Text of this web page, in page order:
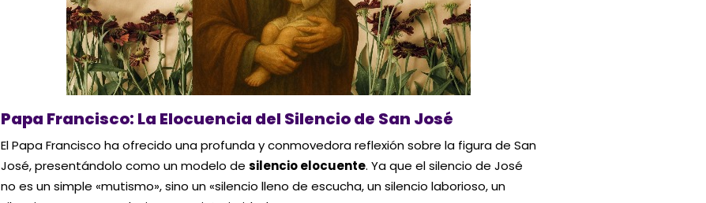
Papa Francisco: La Elocuencia del Silencio de San José
El Papa Francisco ha ofrecido una profunda y conmovedora reflexión sobre la figura de San
José, presentándolo como un modelo de silencio elocuente. Ya que el silencio de José
no es un simple «mutismo», sino un «silencio lleno de escucha, un silencio laborioso, un